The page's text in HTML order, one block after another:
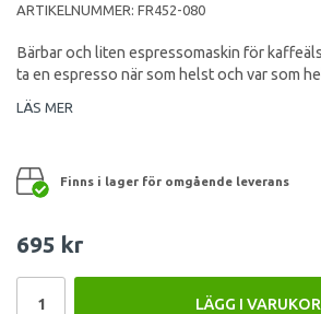
ARTIKELNUMMER: FR452-080
Bärbar och liten espressomaskin för
ta en espresso när som helst och var som
LÄS MER
Finns i lager för omgående leverans
695 kr
LÄGG I